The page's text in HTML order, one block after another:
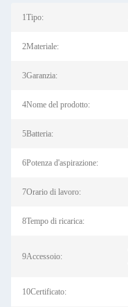
1Tipo:
2Materiale:
3Garanzia:
4Nome del prodotto:
5Batteria:
6Potenza d'aspirazione:
7Orario di lavoro:
8Tempo di ricarica:
9Accessoio:
10Certificato: